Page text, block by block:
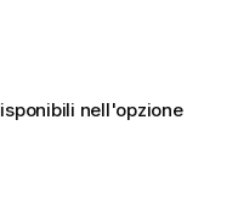
nell'opzione